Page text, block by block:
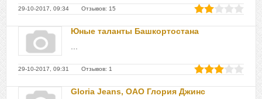
29-10-2017, 09:34 Отзывов: 15
Юные таланты Башкортостана
29-10-2017, 09:31 Отзывов: 1
Gloria Jeans, ОАО Глория Джинс